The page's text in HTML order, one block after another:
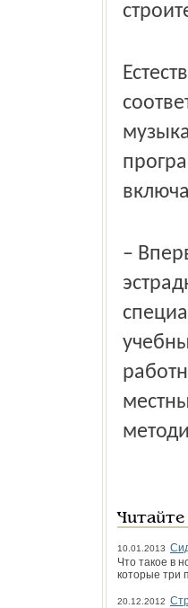
–
10.01.2013
Что такое в
которые три
20.12.2012